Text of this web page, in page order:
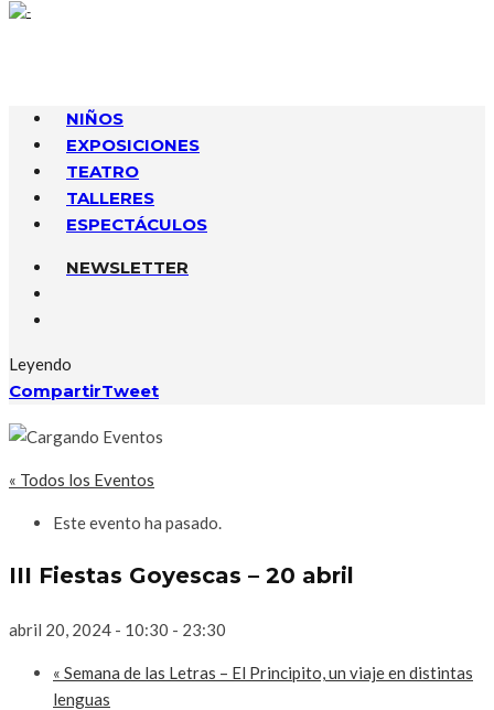
NIÑOS
EXPOSICIONES
TEATRO
TALLERES
ESPECTÁCULOS
NEWSLETTER
Leyendo
CompartirTweet
« Todos los Eventos
Este evento ha pasado.
III Fiestas Goyescas – 20 abril
abril 20, 2024 - 10:30 - 23:30
« Semana de las Letras – El Principito, un viaje en distintas
lenguas